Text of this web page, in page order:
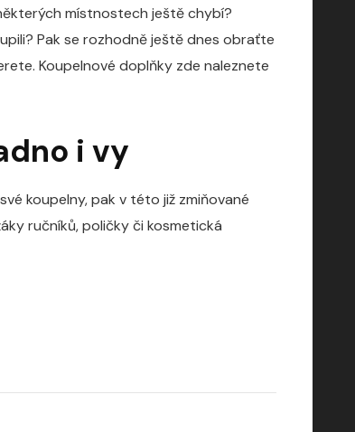
místnostech ještě chybí?
Pak se rozhodně ještě dnes obraťte
Koupelnové doplňky zde naleznete
i vy
koupelny, pak v této již zmiňované
ručníků, poličky či kosmetická